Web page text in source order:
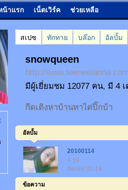
น้าแรก เน็ตเวิร์ค ช่วยเหลือ
สเปซ ทักทาย บล๊อก อัลบั้ม
snowqueen
http://
มีผู้เยี่ยมชม 12077 คน, มี 4
กึดเติงหาบ้านทาไค่ปิ๊กบ้า
อัลบั้ม
20100114
4 รูป
อัพเดท 01-14
ข้อความ